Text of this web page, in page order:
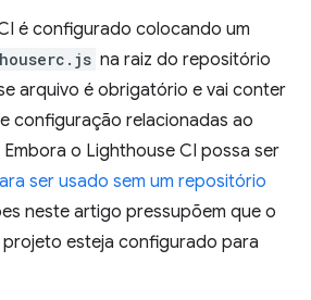
é configurado colocando um
na raiz do repositório
arquivo é obrigatório e vai conter
configuração relacionadas ao
o Lighthouse CI possa ser
ser usado sem um repositório
neste artigo pressupõem que o
esteja configurado para